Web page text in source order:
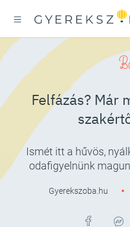
Felfázás? Már
Ismét itt a hűvös,
odafigyelnünk
Gyerekszoba.hu